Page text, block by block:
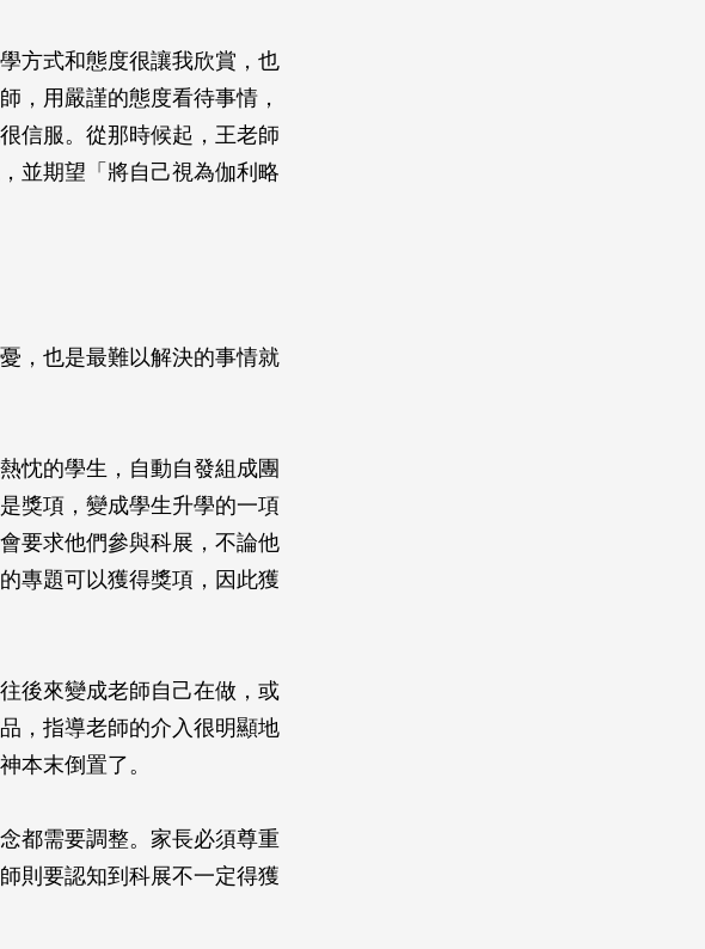
方式和態度很讓我欣賞，也
，用嚴謹的態度看待事情，
信服。從那時候起，王老師
並期望「將自己視為伽利略
，也是最難以解決的事情就
忱的學生，自動自發組成團
獎項，變成學生升學的一項
要求他們參與科展，不論他
專題可以獲得獎項，因此獲
後來變成老師自己在做，或
，指導老師的介入很明顯地
本末倒置了。
都需要調整。家長必須尊重
則要認知到科展不一定得獲